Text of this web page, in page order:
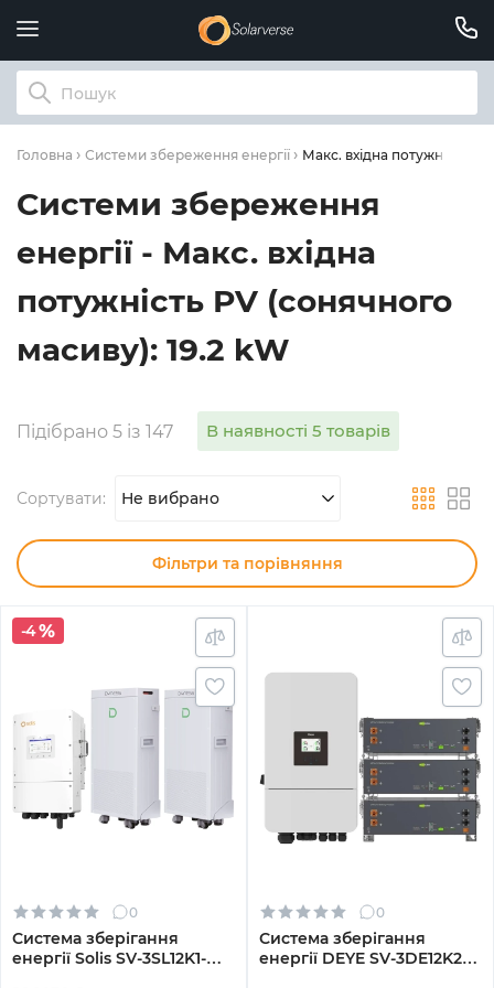
Головна Системи збереження енергії Макс. вхідна потужність
Системи збереження
енергії - Макс. вхідна
потужність PV (сонячного
масиву): 19.2 kW
Підібрано 5 із 147 В наявності 5 товарів
Сортувати: Не вибрано
Фільтри та порівняння
-4
0
Система зберігання
енергії Solis SV-3SL12K1-
0
Система зберігання
енергії DEYE SV-3DE12K2-